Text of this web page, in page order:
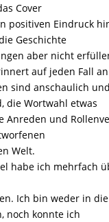
Cover
positiven Eindruck
Geschichte
aber nicht
auf jeden Fall
sind anschaulich und
die Wortwahl etwas
Anreden und
Welt.
habe ich mehrfach
Ich bin weder in
noch konnte ich